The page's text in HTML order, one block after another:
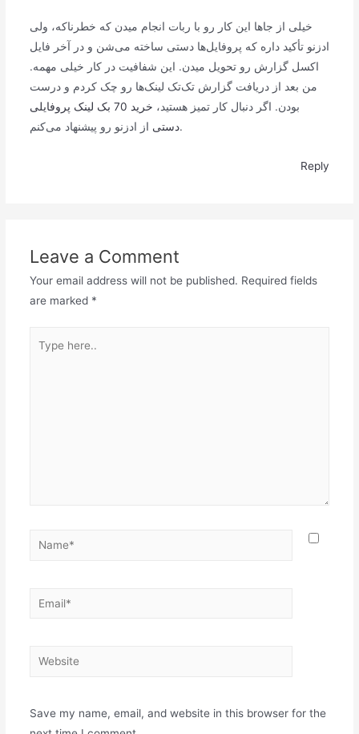
خیلی از جاها این کار رو با ربات انجام میدن که خطرناکه، ولی
ادزنو تأکید داره که پروفایل‌ها دستی ساخته می‌شن و در آخر فایل
اکسل گزارش رو تحویل میدن. این شفافیت در کار خیلی مهمه.
من بعد از دریافت گزارش تک‌تک لینک‌ها رو چک کردم و درست
بودن. اگر دنبال کار تمیز هستید،
خرید 70 بک لینک پروفایلی
دستیاز ادزنو رو پیشنهاد می‌کنم.
Reply
Leave a Comment
Your email address will not be published. Required fields
are marked *
here..
Name*
Email*
Website
Save my name, email, and website in this browser for the